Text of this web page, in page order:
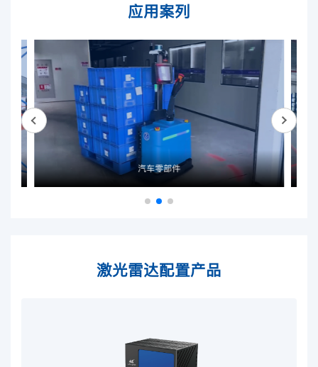
应用案列
汽车零部件
激光雷达配置产品